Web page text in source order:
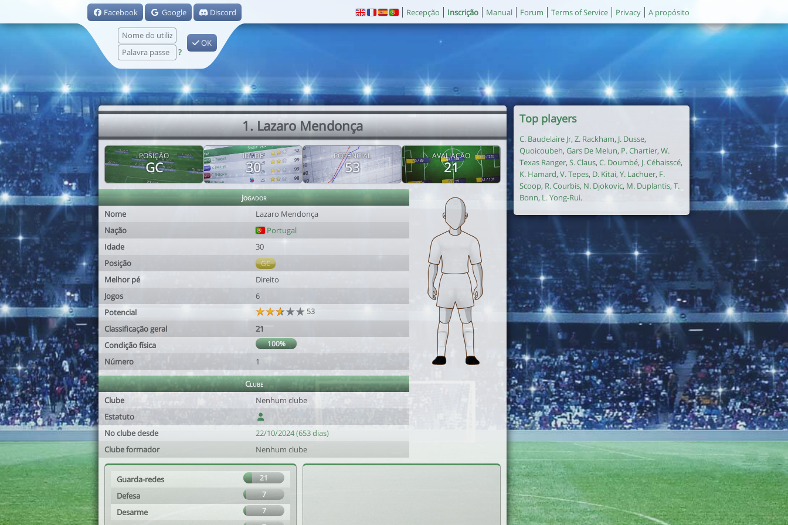
Facebook Google Discord
?
OK
Recepção Inscrição Manual Forum Terms of Service Privacy A propósito
1. Lazaro Mendonça
POSIÇÃO
GC
IDADE
30
POTENCIAL
53
AVALIAÇÃO
21
Jogador
Nome
Lazaro Mendonça
Nação
Portugal
Idade
30
Posição
GC
Melhor pé
Direito
Jogos
6
Potencial
53
Classificação geral
21
Condição física
100%
Número 1
Clube
Clube
Nenhum clube
Estatuto
No clube desde
22/10/2024 (653 dias)
Clube formador
Nenhum clube
Guarda-redes 21
Defesa 7
Desarme 7
Top players
C. Baudelaire Jr, Z. Rackham, J. Dusse,
Quoicoubeh, Gars De Melun, P. Chartier, W.
Texas Ranger, S. Claus, C. Doumbé, J. Céhaisscé,
K. Hamard, V. Tepes, D. Kitai, Y. Lachuer, F.
Scoop, R. Courbis, N. Djokovic, M. Duplantis,T.
Bonn, L. Yong-Rui.